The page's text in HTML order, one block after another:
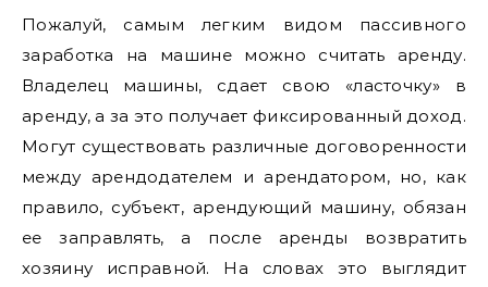
Пожалуй, самым легким видом пассивного
заработка на машине можно считать аренду.
Владелец машины, сдает свою «ласточку» в
аренду, а за это получает фиксированный доход.
Могут существовать различные договоренности
между арендодателем и арендатором, но, как
правило, субъект, арендующий машину, обязан
ее заправлять, а после аренды возвратить
хозяину исправной. На словах это выглядит